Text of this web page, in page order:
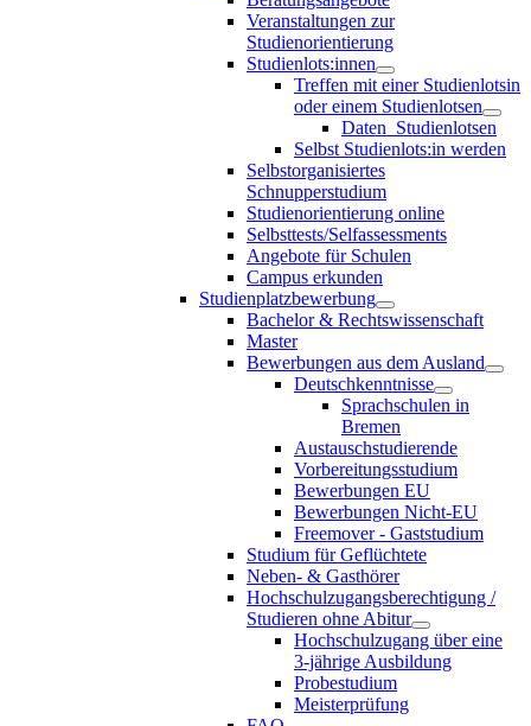
Veranstaltungen zur
Studienorientierung
Studienlots:innen
Treffen mit einer Studienlotsin
oder einem Studienlotsen
Daten_Studienlotsen
Selbst Studienlots:in werden
Selbstorganisiertes
Schnupperstudium
Studienorientierung online
Selbsttests/Selfassessments
Angebote für Schulen
Campus erkunden
Studienplatzbewerbung
Bachelor & Rechtswissenschaft
Master
Bewerbungen aus dem Ausland
Deutschkenntnisse
Sprachschulen in
Bremen
Austauschstudierende
Vorbereitungsstudium
Bewerbungen EU
Bewerbungen Nicht-EU
Freemover - Gaststudium
Studium für Geflüchtete
Neben- & Gasthörer
Hochschulzugangsberechtigung /
Studieren ohne Abitur
Hochschulzugang über eine
3-jährige Ausbildung
Probestudium
Meisterprüfung